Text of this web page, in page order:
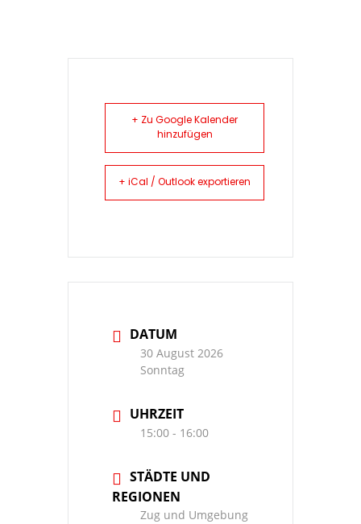
+ Zu Google Kalender
hinzufügen
+ iCal / Outlook exportieren
DATUM
30 August 2026
Sonntag
UHRZEIT
15:00 - 16:00
STÄDTE UND
REGIONEN
Zug und Umgebung